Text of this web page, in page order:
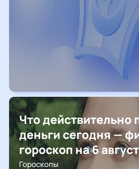
Что действительно
деньги сегодня —
гороскоп на 6
Гороскопы